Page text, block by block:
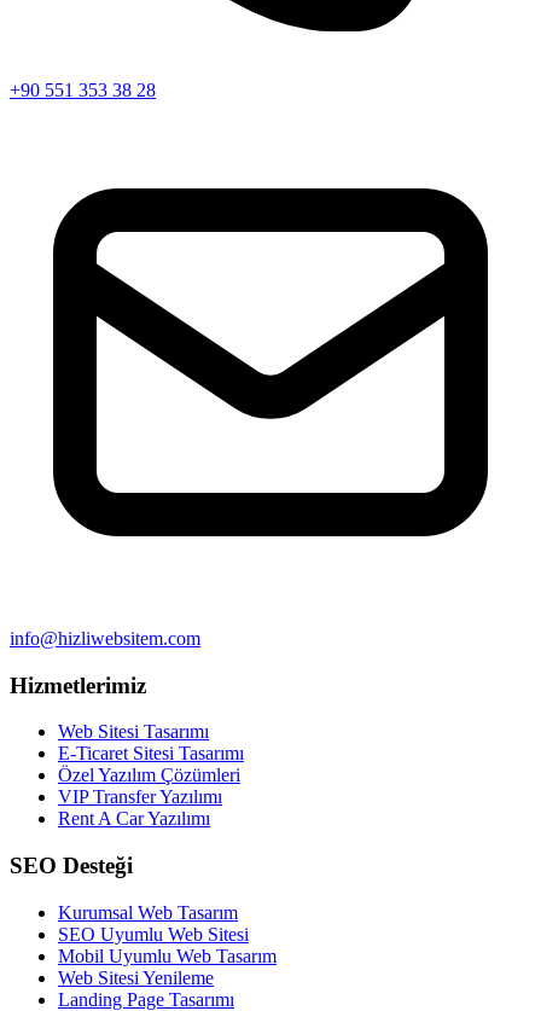
+90 551 353 38 28
info@hizliwebsitem.com
Hizmetlerimiz
Web Sitesi Tasarımı
E-Ticaret Sitesi Tasarımı
Özel Yazılım Çözümleri
VIP Transfer Yazılımı
Rent A Car Yazılımı
SEO Desteği
Kurumsal Web Tasarım
SEO Uyumlu Web Sitesi
Mobil Uyumlu Web Tasarım
Web Sitesi Yenileme
Landing Page Tasarımı